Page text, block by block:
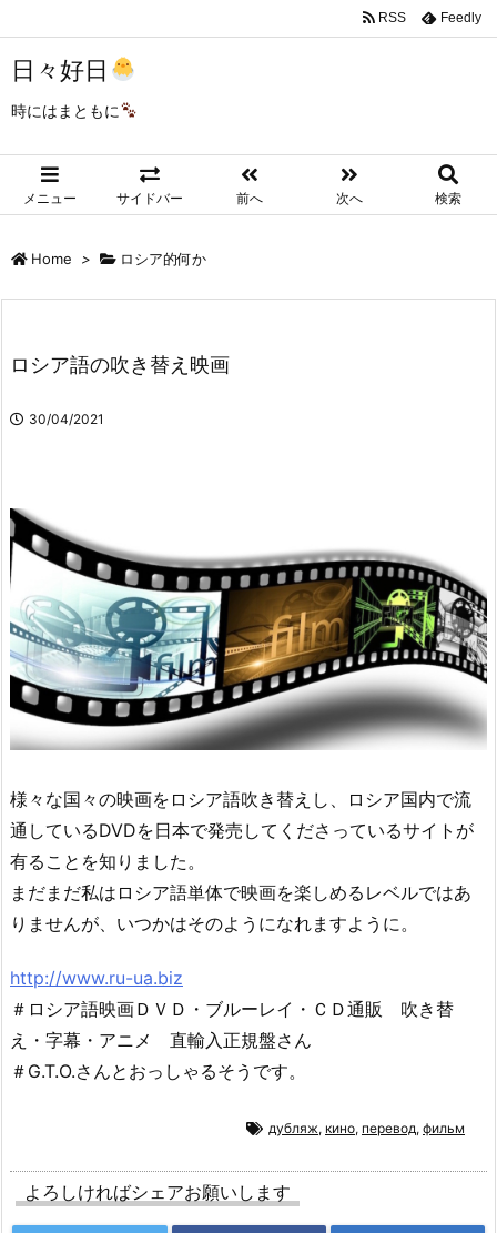
日々好日
時にはまともに
メニュー サイドバー 前へ 次へ 検索
RSS Feedly
Home > ロシア的何か
ロシア語の吹き替え映画
30/04/2021
様々な国々の映画をロシア語吹き替えし、ロシア国内で流
通しているDVDを日本で発売してくださっているサイトが
有ることを知りました。
まだまだ私はロシア語単体で映画を楽しめるレベルではあ
りませんが、いつかはそのようになれますように。
http://www.ru-ua.biz
＃ロシア語映画ＤＶＤ・ブルーレイ・ＣＤ通販 吹き替
え・字幕・アニメ 直輸入正規盤さん
＃G.T.O.さんとおっしゃるそうです。
дубляж, кино, перевод, фильм
よろしければシェアお願いします